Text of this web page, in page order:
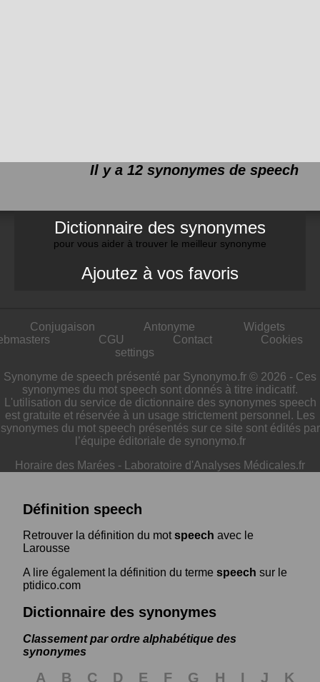
Il y a 12 synonymes de speech
Dictionnaire des synonymes
pour vous aider à trouver le meilleur synonyme
Ajoutez à vos favoris
Conjugaison Antonyme
Widgets
CGU Contact
Cookies
settings
Synonyme de speech présenté par Synonymo.fr © 2026 - Ces
synonymes du mot speech sont donnés à titre indicatif.
L'utilisation du service de dictionnaire des synonymes speech
est gratuite et réservée à un usage strictement personnel. Les
synonymes du mot speech présentés sur ce site sont édités par
l’équipe éditoriale de synonymo.fr
Horaire des Marées - Laboratoire d'Analyses Médicales.fr
Définition speech
Retrouver la définition du motspeech avec le
Larousse
A lire également la définition du terme speech sur le
ptidico.com
Dictionnaire des synonymes
Classement par ordre alphabétique des
synonymes
A B C D E F G H I J K